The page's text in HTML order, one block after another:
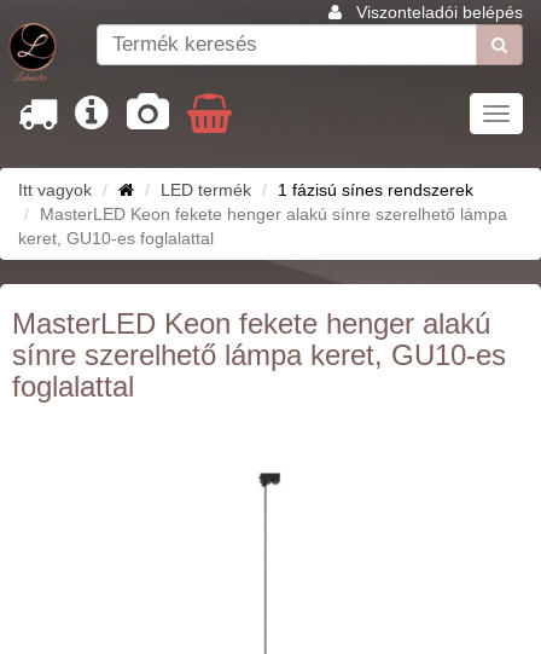
Viszonteladói belépés
Itt vagyok LED termék
1 fázisú sínes rendszerek
MasterLED Keon fekete henger alakú sínre szerelhető lámpa
keret, GU10-es foglalattal
MasterLED Keon fekete henger alakú
sínre szerelhető lámpa keret, GU10-es
foglalattal